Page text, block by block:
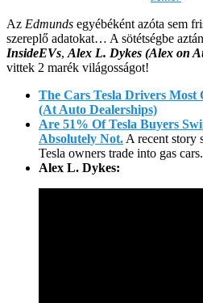
Az Edmunds egyébéként azóta sem
szereplő adatokat… A sötétségbe
InsideEVs, Alex L. Dykes (Alex on
vittek 2 marék világosságot!
The Cars Tesla Drivers Most
(At Auto Dealerships)
Are 51% Of Tesla Buyers
Absolutely Not. A recent story
Tesla owners trade into gas
Alex L. Dykes: